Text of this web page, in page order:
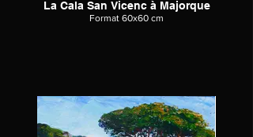
La Cala San Vicenc à Majorque
Format 60x60 cm